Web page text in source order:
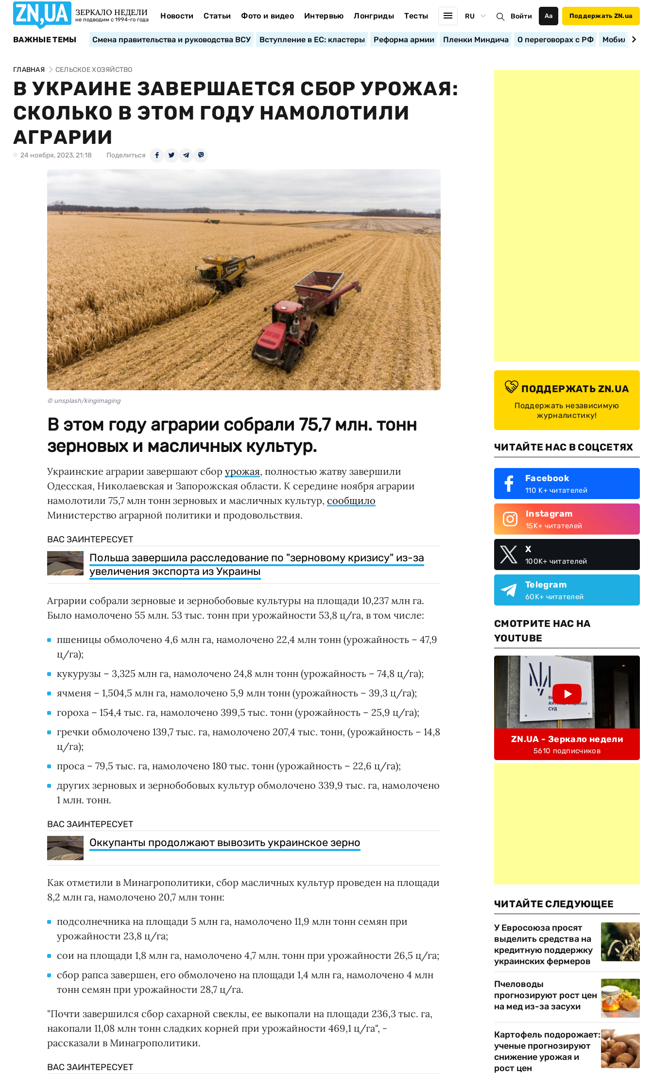
ЗЕРКАЛО НЕДЕЛИ
не подводим с 1994-го года Новости Статьи Фото и видео Интервью Лонгриды Тесты RU Войти Аа Поддержать ZN.ua
ВАЖНЫЕ ТЕМЫ Смена правительства и руководства ВСУ Вступление в ЕС: кластеры Реформа армии Пленки Миндича О переговорах с РФ
ГЛАВНАЯ СЕЛЬСКОЕ ХОЗЯЙСТВО
В УКРАИНЕ ЗАВЕРШАЕТСЯ СБОР УРОЖАЯ:
СКОЛЬКО В ЭТОМ ГОДУ НАМОЛОТИЛИ
АГРАРИИ
24 ноября, 2023, 21:18 Поделиться
© unsplash/kingimaging
В этом году аграрии собрали 75,7 млн. тонн
зерновых и масличных культур.
Украинские аграрии завершают сбор урожая, полностью жатву завершили
Одесская, Николаевская и Запорожская области. К середине ноября аграрии
намолотили 75,7 млн тонн зерновых и масличных культур, сообщило
Министерство аграрной политики и продовольствия.
ВАС ЗАИНТЕРЕСУЕТ
Польша завершила расследование по "зерновому кризису" из-за
увеличения экспорта из Украины
Аграрии собрали зерновые и зернобобовые культуры на площади 10,237 млн га.
Было намолочено 55 млн. 53 тыс. тонн при урожайности 53,8 ц/га, в том числе:
пшеницы обмолочено 4,6 млн га, намолочено 22,4 млн тонн (урожайность – 47,9
ц/га);
кукурузы – 3,325 млн га, намолочено 24,8 млн тонн (урожайность – 74,8 ц/га);
ячменя – 1,504,5 млн га, намолочено 5,9 млн тонн (урожайность – 39,3 ц/га);
гороха – 154,4 тыс. га, намолочено 399,5 тыс. тонн (урожайность – 25,9 ц/га);
гречки обмолочено 139,7 тыс. га, намолочено 207,4 тыс. тонн, (урожайность – 14,8
ц/га);
проса – 79,5 тыс. га, намолочено 180 тыс. тонн (урожайность – 22,6 ц/га);
других зерновых и зернобобовых культур обмолочено 339,9 тыс. га, намолочено
1 млн. тонн.
ВАС ЗАИНТЕРЕСУЕТ
Оккупанты продолжают вывозить украинское зерно
Как отметили в Минагрополитики, сбор масличных культур проведен на площади
8,2 млн га, намолочено 20,7 млн тонн:
подсолнечника на площади 5 млн га, намолочено 11,9 млн тонн семян при
урожайности 23,8 ц/га;
сои на площади 1,8 млн га, намолочено 4,7 млн. тонн при урожайности 26,5 ц/га;
сбор рапса завершен, его обмолочено на площади 1,4 млн га, намолочено 4 млн
тонн семян при урожайности 28,7 ц/га.
"Почти завершился сбор сахарной свеклы, ее выкопали на площади 236,3 тыс. га,
накопали 11,08 млн тонн сладких корней при урожайности 469,1 ц/га", -
рассказали в Минагрополитики.
ВАС ЗАИНТЕРЕСУЕТ
ПОДДЕРЖАТЬ ZN.UA
Поддержать независимую
журналистику!
ЧИТАЙТЕ НАС В СОЦСЕТЯХ
Facebook
110 K+ читателей
Instagram
15K+ читателей
X
100K+ читателей
Telegram
60K+ читателей
СМОТРИТЕ НАС НА
YOUTUBE
ZN.UA - Зеркало недели
5610 подписчиков
ЧИТАЙТЕ СЛЕДУЮЩЕЕ
У Евросоюза просят
выделить средства на
кредитную поддержку
украинских фермеров
Пчеловоды
прогнозируют рост цен
на мед из-за засухи
Картофель подорожает:
ученые прогнозируют
снижение урожая и
рост цен